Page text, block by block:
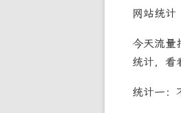
网站统计
今天流量
统计，看
统计一：